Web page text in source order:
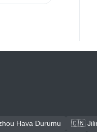
Hava Durumu
🇨🇳